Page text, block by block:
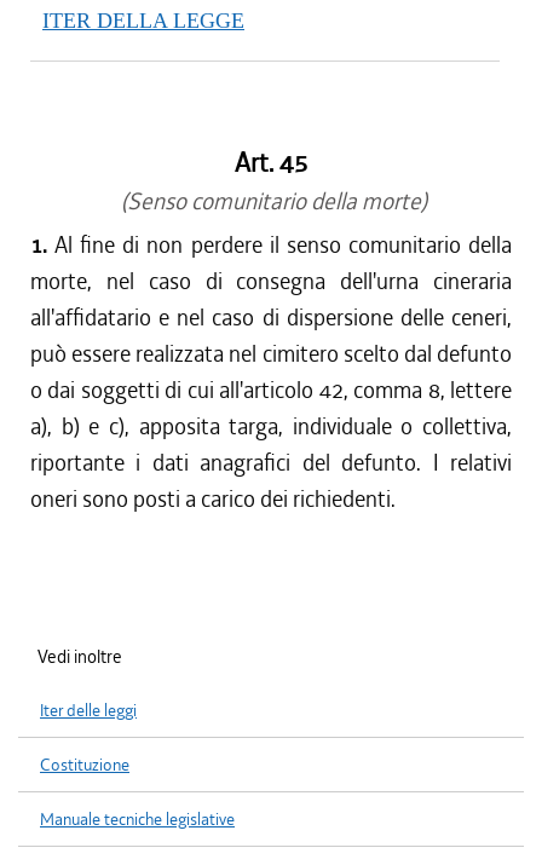
ITER DELLA LEGGE
Art. 45
(Senso comunitario della morte)
1.Al fine di non perdere il senso comunitario della
morte, nel caso di consegna dell'urna cineraria
all'affidatario e nel caso di dispersione delle ceneri,
può essere realizzata nel cimitero scelto dal defunto
o dai soggetti di cui all'articolo 42, comma 8, lettere
a), b) e c), apposita targa, individuale o collettiva,
riportante i dati anagrafici del defunto. I relativi
oneri sono posti a carico dei richiedenti.
Vedi inoltre
Iter delle leggi
Costituzione
Manuale tecniche legislative